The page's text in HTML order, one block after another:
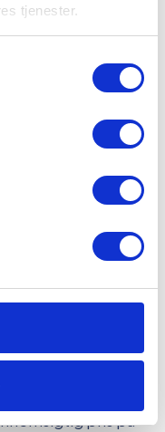
tjenester.
på 1-2
pris på